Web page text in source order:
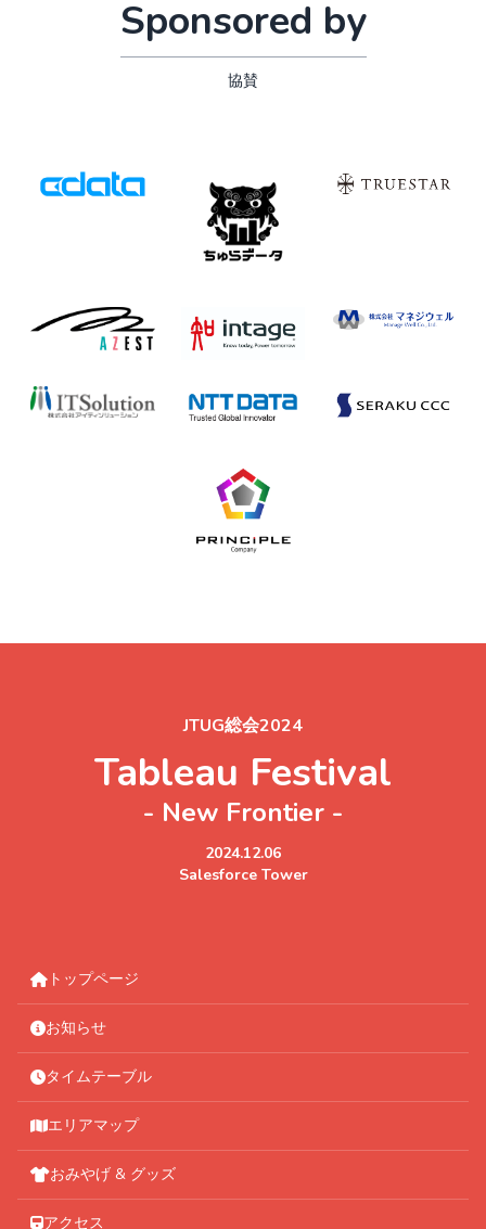
Sponsored by
協賛
JTUG総会2024
Tableau Festival
- New Frontier -
2024.12.06
Salesforce Tower
トップページ
お知らせ
タイムテーブル
エリアマップ
おみやげ & グッズ
アクセス